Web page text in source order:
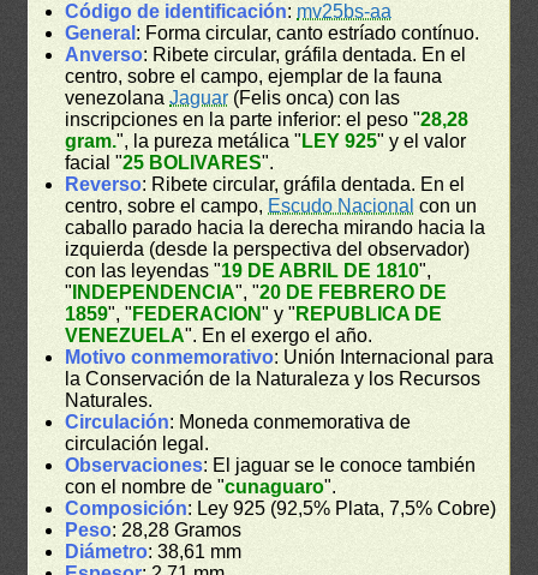
Código de identificación: mv25bs-aa
General : Forma circular, canto estríado contínuo.
Anverso: Ribete circular, gráfila dentada. En el
centro, sobre el campo, ejemplar de la fauna
venezolanaJaguar (Felis onca) con las
inscripciones en la parte inferior: el peso "28,28
gram.", la pureza metálica " LEY 925" y el valor
facial "25 BOLIVARES".
Reverso: Ribete circular, gráfila dentada. En el
centro, sobre el campo, Escudo Nacional con un
caballo parado hacia la derecha mirando hacia la
izquierda (desde la perspectiva del observador)
con las leyendas "19 DE ABRIL DE 1810",
" INDEPENDENCIA", "20 DE FEBRERO DE
1859", " FEDERACION" y " REPUBLICA DE
VENEZUELA". En el exergo el año.
Motivo conmemorativo: Unión Internacional para
la Conservación de la Naturaleza y los Recursos
Naturales.
Circulación: Moneda conmemorativa de
circulación legal.
Observaciones: El jaguar se le conoce también
con el nombre de "cunaguaro".
Composición: Ley 925 (92,5% Plata, 7,5% Cobre)
Peso: 28,28 Gramos
Diámetro: 38,61 mm